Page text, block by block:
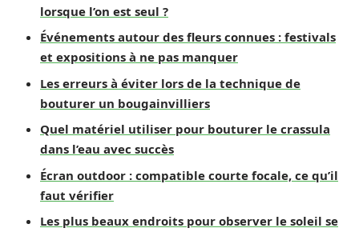
lorsque l’on est seul ?
Événements autour des fleurs connues : festivals
et expositions à ne pas manquer
Les erreurs à éviter lors de la technique de
bouturer un bougainvilliers
Quel matériel utiliser pour bouturer le crassula
dans l’eau avec succès
Écran outdoor : compatible courte focale, ce qu’il
faut vérifier
Les plus beaux endroits pour observer le soleil se